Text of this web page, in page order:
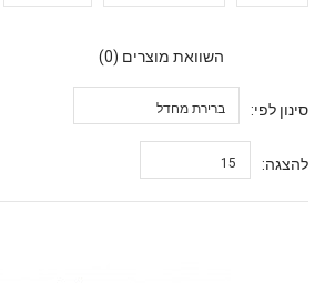
השוואת מוצרים (0)
לפי: ברירת מחדל
15